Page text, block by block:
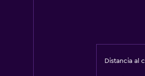
Distancia al